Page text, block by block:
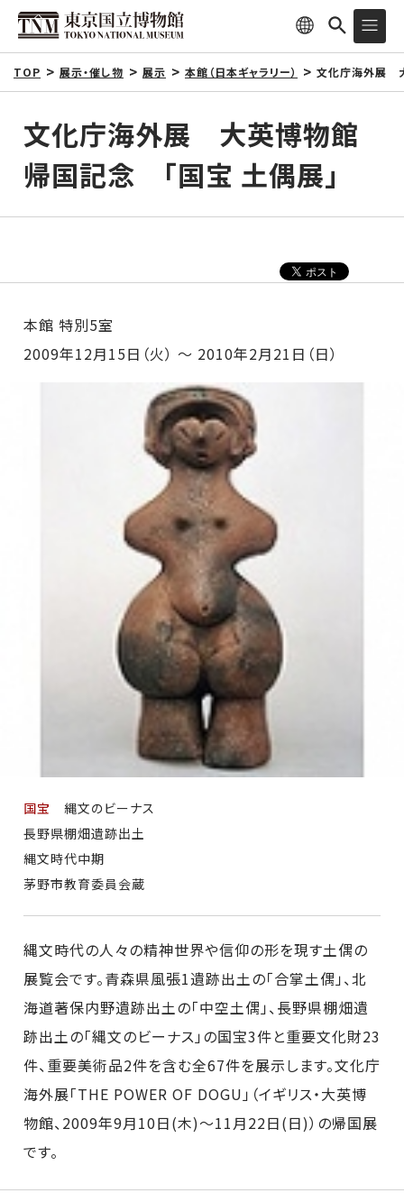
TOP 展示・催し物 展示 本館（日本ギャラリー） 文化庁海外展
文化庁海外展 大英博物館
帰国記念 「国宝 土偶展」
本館 特別5室
2009年12月15日（火） ～ 2010年2月21日（日）
国宝 縄文のビーナス
長野県棚畑遺跡出土
縄文時代中期
茅野市教育委員会蔵
縄文時代の人々の精神世界や信仰の形を現す土偶の
展覧会です。青森県風張1遺跡出土の「合掌土偶」、北
海道著保内野遺跡出土の「中空土偶」、長野県棚畑遺
跡出土の「縄文のビーナス」の国宝3件と重要文化財23
件、重要美術品2件を含む全67件を展示します。文化庁
海外展「THE POWER OF DOGU」（イギリス・大英博
物館、2009年9月10日(木)～11月22日(日)）の帰国展
です。